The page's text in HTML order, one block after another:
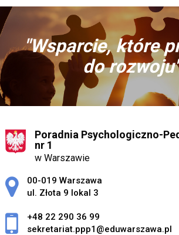
"Wsparcie, które
do
Poradnia Psychologiczno-
nr 1
w Warszawie
Adres pocztowy:
00-019 Warszawa
ul. Złota 9 lokal 3
+48 22 290 36 99
sekretariat.ppp1@eduwarszawa.pl